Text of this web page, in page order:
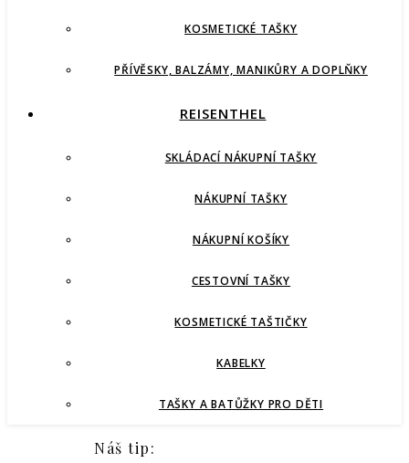
KOSMETICKÉ TAŠKY
PŘÍVĚSKY, BALZÁMY, MANIKŮRY A DOPLŇKY
REISENTHEL
SKLÁDACÍ NÁKUPNÍ TAŠKY
NÁKUPNÍ TAŠKY
NÁKUPNÍ KOŠÍKY
CESTOVNÍ TAŠKY
KOSMETICKÉ TAŠTIČKY
KABELKY
TAŠKY A BATŮŽKY PRO DĚTI
Náš tip: